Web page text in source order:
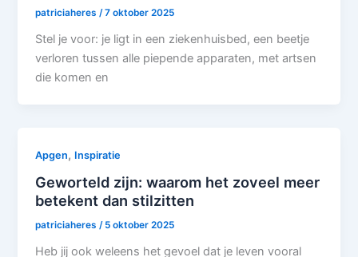
patriciaheres/7 oktober 2025
Stel je voor: je ligt in een ziekenhuisbed, een beetje
verloren tussen alle piepende apparaten, met artsen
die komen en
Apgen, Inspiratie
Geworteld zijn: waarom het zoveel meer
betekent dan stilzitten
patriciaheres/ 5 oktober 2025
Heb jij ook weleens het gevoel dat je leven vooral